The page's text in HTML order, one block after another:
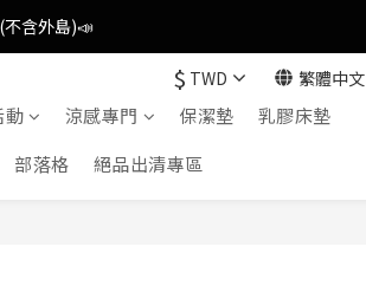
含外島)📣
含外島)📣
$ TWD 繁體中文
動 涼感專門 保潔墊
乳膠床墊
部落格 絕品出清專區